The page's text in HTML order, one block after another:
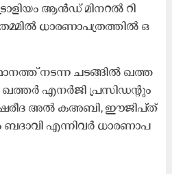
ആ​ൻ​ഡ് മി​ന​റ​ൽ റി​
ധാ​ര​ണാ​പ​ത്ര​ത്തി​ൽ ഒ​
ന​ട​ന്ന ച​ട​ങ്ങി​ൽ ഖ​ത്ത​
എ​ന​ർ​ജി പ്ര​സി​ഡ​ന്റും
അ​ൽ ക​അ​ബി, ഈ​ജി​പ്ത്
ബ​ദാ​വി എ​ന്നി​വ​ർ ധാ​ര​ണാ​പ​